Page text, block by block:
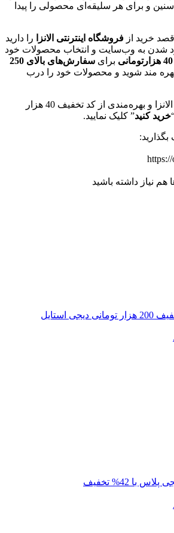
و برای هر سلیقه‌ای محصولی را پیدا
خرید از فروشگاه اینترنتی الانزا
را دارید
شدن به وب‌سایت و انتخاب محصولات خود
40 هزارتومانی برای
سفارش‌های بالای 250
مند شوید و محصولات خود را درب
برای ورود به وب‌سایت الانزا و بهره‌مندی از کد تخفیف 40 هزار
خرید کنید” کلیک نمایید.
هم نیاز داشته باشید
استایل